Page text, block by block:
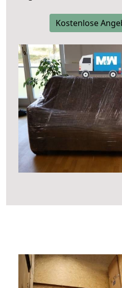
Kostenlose